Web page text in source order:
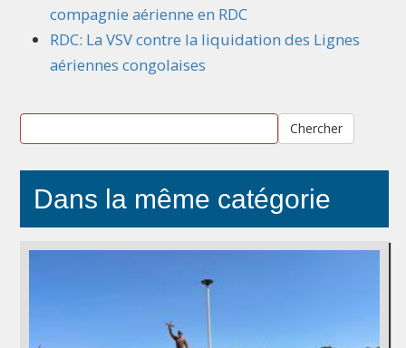
compagnie aérienne en RDC
RDC: La VSV contre la liquidation des Lignes
aériennes congolaises
Chercher
Dans la même catégorie